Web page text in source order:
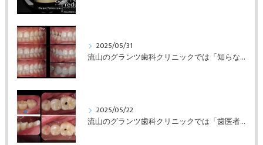
2025/05/31
流山のグランツ歯科クリニックでは「知らない間に銀歯ばっかり」でもホワイトニングとセラミックスの専門治療が受けられます。
2025/05/22
流山のグランツ歯科クリニックでは「歯医者が怖い」方でもインプラントやセラミックスの治療が受けられます。